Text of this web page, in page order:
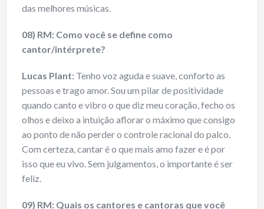
das melhores músicas.
08) RM: Como você se define como
cantor/intérprete?
Lucas Plant: Tenho voz aguda e suave, conforto as
pessoas e trago amor. Sou um pilar de positividade
quando canto e vibro o que diz meu coração, fecho os
olhos e deixo a intuição aflorar o máximo que consigo
ao ponto de não perder o controle racional do palco.
Com certeza, cantar é o que mais amo fazer e é por
isso que eu vivo. Sem julgamentos, o importante é ser
feliz.
09) RM: Quais os cantores e cantoras que você